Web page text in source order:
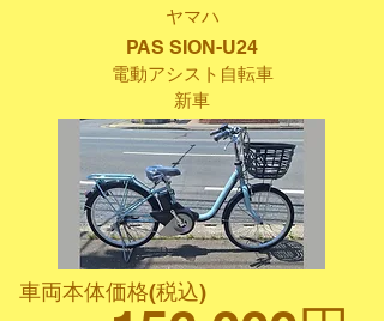
ヤマハ
PAS SION-U24
電動アシスト自転車
新車
車両本体価格(税込)